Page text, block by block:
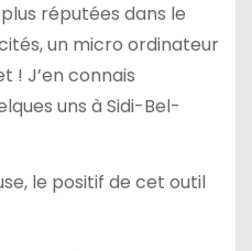
réputées dans le
un micro ordinateur
! J’en connais
uns à Sidi-Bel-
le positif de cet outil